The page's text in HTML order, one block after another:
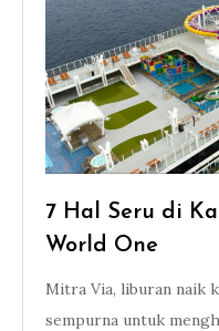
7 Hal Seru di
World One
Mitra Via, liburan naik
sempurna untuk